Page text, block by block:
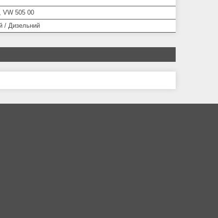
VW 505 00
/ Дизельний